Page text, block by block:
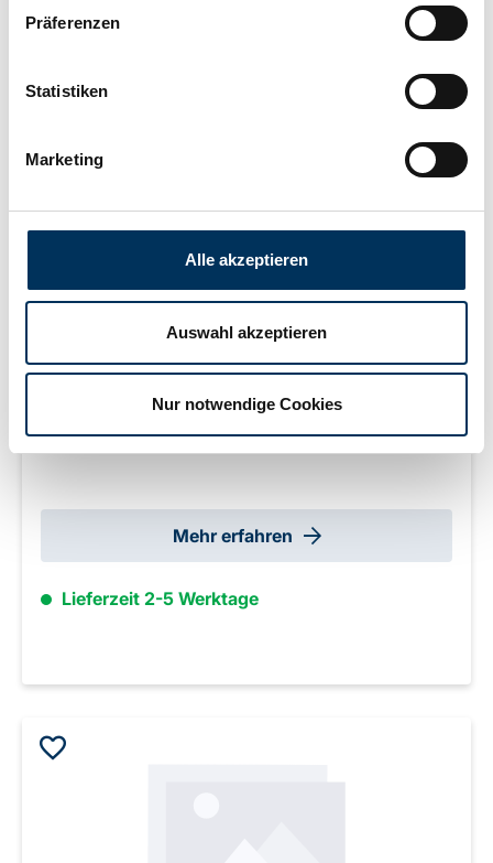
Präferenzen
Statistiken
Marketing
Alle akzeptieren
Auswahl akzeptieren
Nur notwendige Cookies
Endableiter mit flexibler
Dichtlippe, V0-isoliert
einseitig mit angespritztem Kopf
Mehr erfahren
Lieferzeit 2-5 Werktage